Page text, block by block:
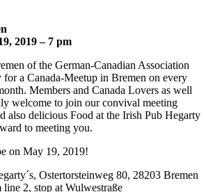
2019 – 7 pm
of the German-Canadian Association
a Canada-Meetup in Bremen on every
Members and Canada Lovers as well
welcome to join our convival meeting
also delicious Food at the Irish Pub Hegarty
to meeting you.
on May 19, 2019!
Ostertorsteinweg 80, 28203 Bremen
line 2, stop at Wulwestraße